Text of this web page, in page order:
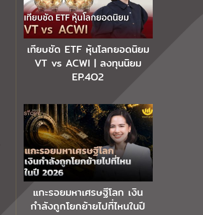
เทียบชัด ETF หุ้นโลกยอดนิยม
VT vs ACWI | ลงทุนนิยม
EP.4O2
แกะรอยมหาเศรษฐีโลก เงิน
กำลังถูกโยกย้ายไปที่ไหนในปี